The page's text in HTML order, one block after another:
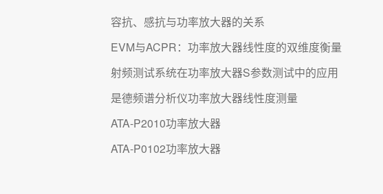
容抗、感抗与功率放大器的关系
EVM与ACPR：功率放大器线性度的双维度衡量
射频测试系统在功率放大器S参数测试中的应用
是德频谱分析仪功率放大器线性度测量
ATA-P2010功率放大器
ATA-P0102功率放大器